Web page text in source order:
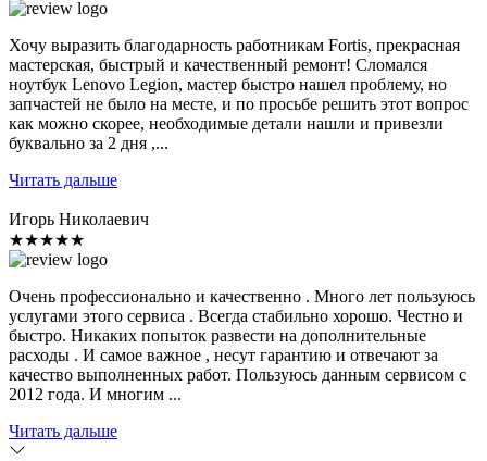
Хочу выразить благодарность работникам Fortis, прекрасная
мастерская, быстрый и качественный ремонт! Сломался
ноутбук Lenovo Legion, мастер быстро нашел проблему, но
запчастей не было на месте, и по просьбе решить этот вопрос
как можно скорее, необходимые детали нашли и привезли
буквально за 2 дня ,...
Читать дальше
Игорь Николаевич
★★★★★
Очень профессионально и качественно . Много лет пользуюсь
услугами этого сервиса . Всегда стабильно хорошо. Честно и
быстро. Никаких попыток развести на дополнительные
расходы . И самое важное , несут гарантию и отвечают за
качество выполненных работ. Пользуюсь данным сервисом с
2012 года. И многим ...
Читать дальше